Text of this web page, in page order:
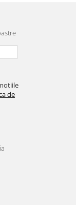
mult drag !
de